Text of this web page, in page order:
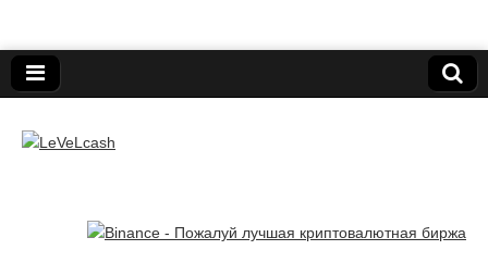
LeVeLcash